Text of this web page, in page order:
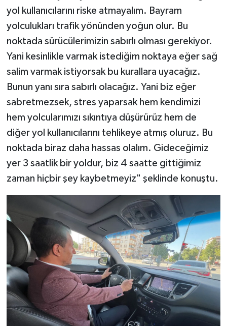
yol kullanıcılarını riske atmayalım. Bayram
yolculukları trafik yönünden yoğun olur. Bu
noktada sürücülerimizin sabırlı olması gerekiyor.
Yani kesinlikle varmak istediğim noktaya eğer sağ
salim varmak istiyorsak bu kurallara uyacağız.
Bunun yanı sıra sabırlı olacağız. Yani biz eğer
sabretmezsek, stres yaparsak hem kendimizi
hem yolcularımızı sıkıntıya düşürürüz hem de
diğer yol kullanıcılarını tehlikeye atmış oluruz. Bu
noktada biraz daha hassas olalım. Gideceğimiz
yer 3 saatlik bir yoldur, biz 4 saatte gittiğimiz
zaman hiçbir şey kaybetmeyiz" şeklinde konuştu.